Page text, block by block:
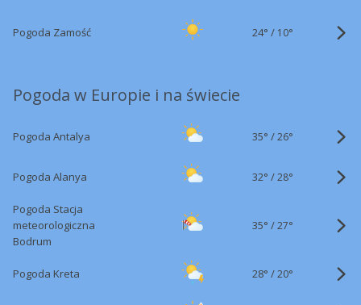
Pogoda Zamość 24° / 10°
Pogoda w Europie i na świecie
Pogoda Antalya 35° /26°
Pogoda Alanya 32° /28°
Pogoda Stacja
meteorologiczna
Bodrum
35° /27°
Pogoda Kreta 28° /20°